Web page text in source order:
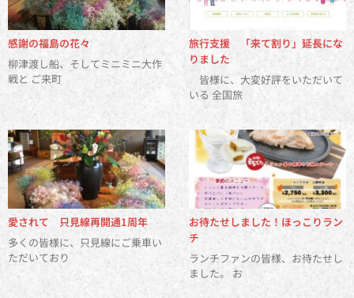
感謝の福島の花々
柳津渡し船、そしてミニミニ大作
戦と ご来町
旅行支援 「来て割り」延長にな
りました
皆様に、大変好評をいただいて
いる 全国旅
愛されて 只見線再開通1周年
多くの皆様に、只見線にご乗車い
ただいており
お待たせしました！ほっこりラン
チ
ランチファンの皆様、お待たせし
ました。 お